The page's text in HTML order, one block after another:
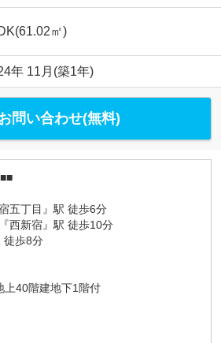
㎡)
年 11月(築1年)
問い合わせ(無料)
五丁目』駅 徒歩6分
西新宿』駅 徒歩10分
徒歩8分
上40階建地下1階付